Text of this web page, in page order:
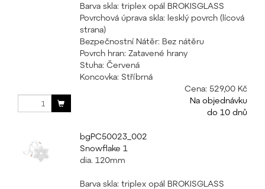
Barva skla: triplex opál BROKISGLASS
Povrchová úprava skla: lesklý povrch (lícová
strana)
Bezpečnostní Nátěr: Bez nátěru
Povrch hran: Zatavené hrany
Stuha: Červená
Koncovka: Stříbrná
Cena: 529,00 Kč
Na objednávku
do 10 dnů
bgPC50023_002
Snowflake 1
dia. 120mm
Barva skla: triplex opál BROKISGLASS